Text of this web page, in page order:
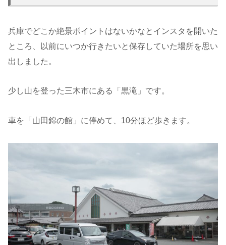
兵庫でどこか絶景ポイントはないかなとインスタを開いた
ところ、以前にいつか行きたいと保存していた場所を思い
出しました。
少し山を登った三木市にある「黒滝」です。
車を「山田錦の館」に停めて、10分ほど歩きます。